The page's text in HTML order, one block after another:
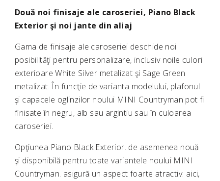
Două noi finisaje ale caroseriei, Piano Black
Exterior şi noi jante din aliaj
Gama de finisaje ale caroseriei deschide noi
posibilităţi pentru personalizare, inclusiv noile culori
exterioare White Silver metalizat şi Sage Green
metalizat. În funcţie de varianta modelului, plafonul
şi capacele oglinzilor noului MINI Countryman pot fi
finisate în negru, alb sau argintiu sau în culoarea
caroseriei.
Opţiunea Piano Black Exterior. de asemenea nouă
şi disponibilă pentru toate variantele noului MINI
Countryman. asigură un aspect foarte atractiv: aici,